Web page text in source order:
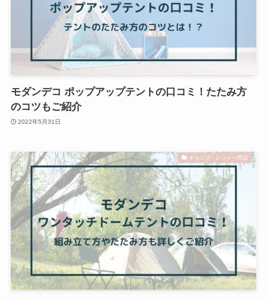
モダンデコ ポップアップテントの口コミ！たたみ方
のコツもご紹介
2022年5月31日
キャンプ・レジャー用品